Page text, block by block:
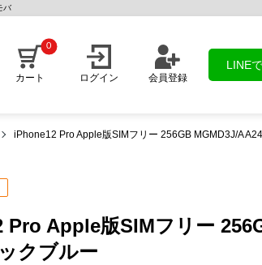
バ
カート
0
ログイン 会員登録
LINE
iPhone12 Pro Apple版SIMフリー 256GB MGMD3J/A
Pro Apple版SIMフリー
クブルー